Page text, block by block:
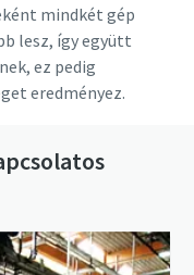
mindkét gép
lesz, így együtt
ez pedig
eredményez.